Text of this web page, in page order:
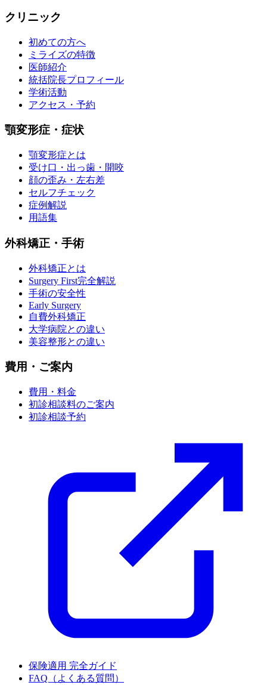
クリニック
初めての方へ
ミライズの特徴
医師紹介
統括院長プロフィール
学術活動
アクセス・予約
顎変形症・症状
顎変形症とは
受け口・出っ歯・開咬
顔の歪み・左右差
セルフチェック
症例解説
用語集
外科矯正・手術
外科矯正とは
Surgery First完全解説
手術の安全性
Early Surgery
自費外科矯正
大学病院との違い
美容整形との違い
費用・ご案内
費用・料金
初診相談料のご案内
初診相談予約
保険適用 完全ガイド
FAQ（よくある質問）